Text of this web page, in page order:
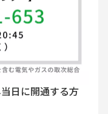
日に開通する方